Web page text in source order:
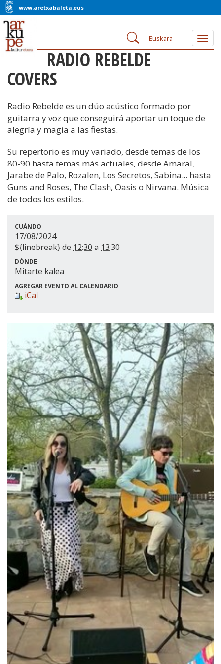
www.aretxabaleta.eus
Euskara
RADIO REBELDE
COVERS
Radio Rebelde es un dúo acústico formado por
guitarra y voz que conseguirá aportar un toque de
alegría y magia a las fiestas.
Su repertorio es muy variado, desde temas de los
80-90 hasta temas más actuales, desde Amaral,
Jarabe de Palo, Rozalen, Los Secretos, Sabina... hasta
Guns and Roses, The Clash, Oasis o Nirvana. Música
de todos los estilos.
CUÁNDO
17/08/2024
${linebreak} de 12:30 a 13:30
DÓNDE
Mitarte kalea
AGREGAR EVENTO AL CALENDARIO
iCal